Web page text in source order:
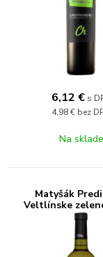
6,12 € s
4,98 € bez
Na sklade
Matyšák
Veltlínske
0,75l